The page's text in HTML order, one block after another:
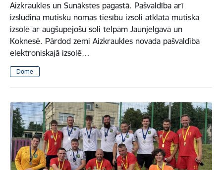
Aizkraukles un Sunākstes pagastā. Pašvaldība arī
izsludina mutisku nomas tiesību izsoli atklātā mutiskā
izsolē ar augšupejošu soli telpām Jaunjelgavā un
Koknesē. Pārdod zemi Aizkraukles novada pašvaldība
elektroniskajā izsolē…
Dome